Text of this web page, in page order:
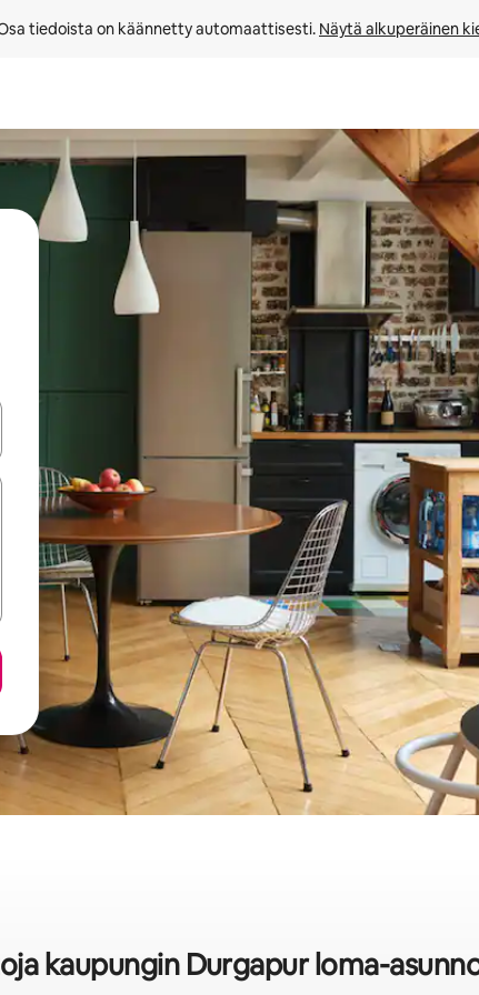
tiedoista on käännetty automaattisesti. Näytä alkuperäinen
tai tutustu koskettamalla tai pyyhkäisemällä.
kaupungin Durgapur loma-